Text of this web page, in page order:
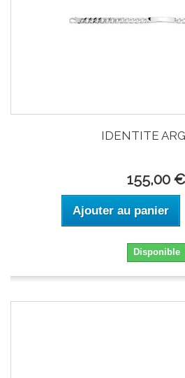
IDENTITE
155,00 €
Ajouter au panier
Disponible